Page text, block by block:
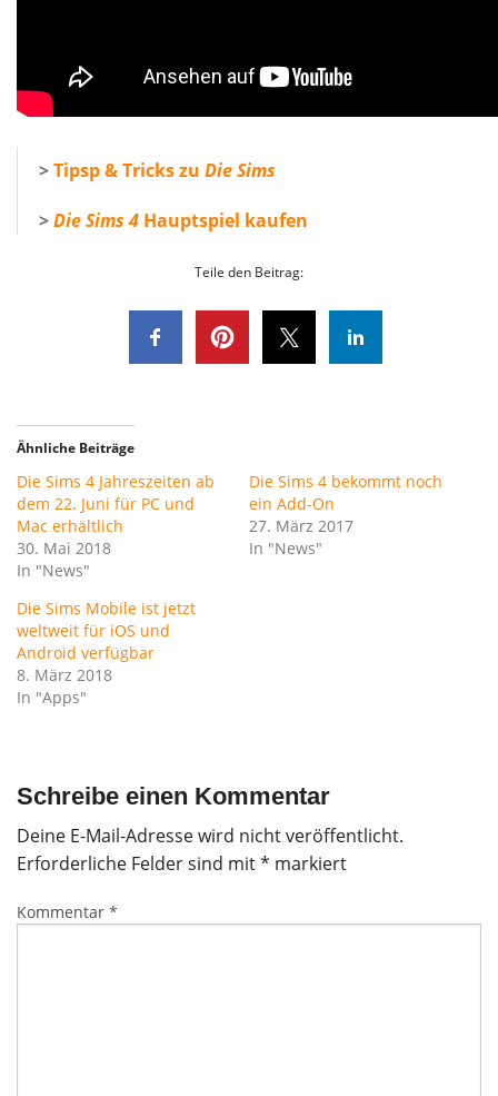
>Tipsp & Tricks zu Die Sims
>Die Sims 4 Hauptspiel kaufen
Teile den Beitrag:
Ähnliche Beiträge
Die Sims 4 Jahreszeiten ab
dem 22. Juni für PC und
Mac erhältlich
30. Mai 2018
In "News"
Die Sims 4 bekommt noch
ein Add-On
27. März 2017
In "News"
Die Sims Mobile ist jetzt
weltweit für iOS und
Android verfügbar
8. März 2018
In "Apps"
Schreibe einen Kommentar
Deine E-Mail-Adresse wird nicht veröffentlicht.
Erforderliche Felder sind mit* markiert
Kommentar *